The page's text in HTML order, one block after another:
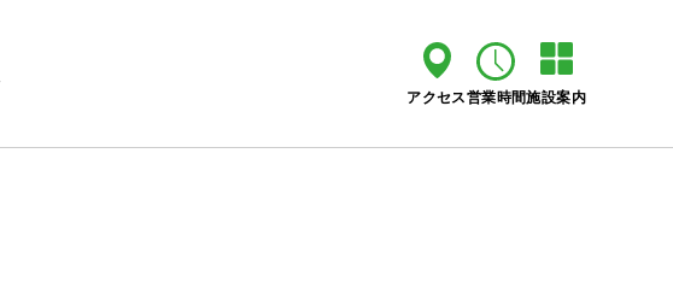
アクセス営業時間施設案内